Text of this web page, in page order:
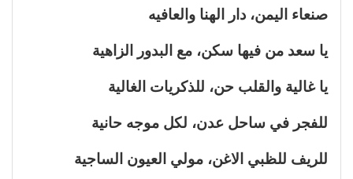
صنعاء اليمن، دار الهنا والعافيه
يا سعد من فيها سكن، مع البدور الزاهية
يا غالية والقلب حن، للذكريات الغالية
للفجر في ساحل عدن، لكل موجه حانية
للريف للظبي الاغن، مولي العيون الساجية